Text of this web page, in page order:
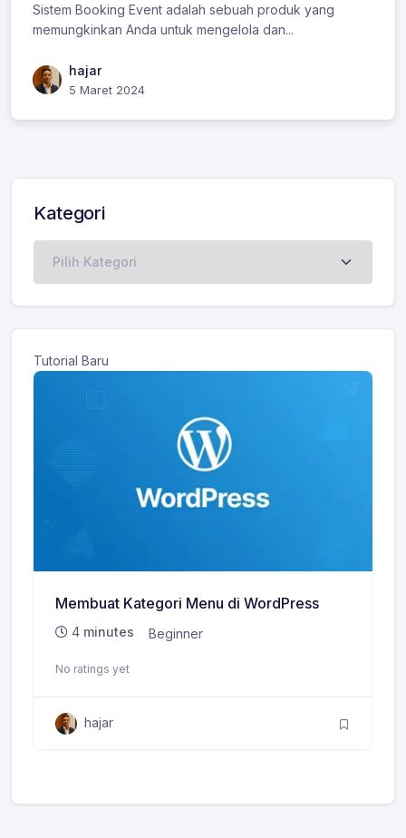
Sistem Booking Event adalah sebuah produk yang
memungkinkan Anda untuk mengelola dan...
hajar
5 Maret 2024
Kategori
Tutorial Baru
Membuat Kategori Menu di WordPress
4 minutes Beginner
No ratings yet
hajar